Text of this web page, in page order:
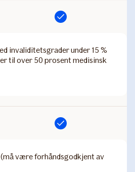
Inkludert
invaliditetsgrader under 15 %
til over 50 prosent medisinsk
Inkludert
være forhåndsgodkjent av